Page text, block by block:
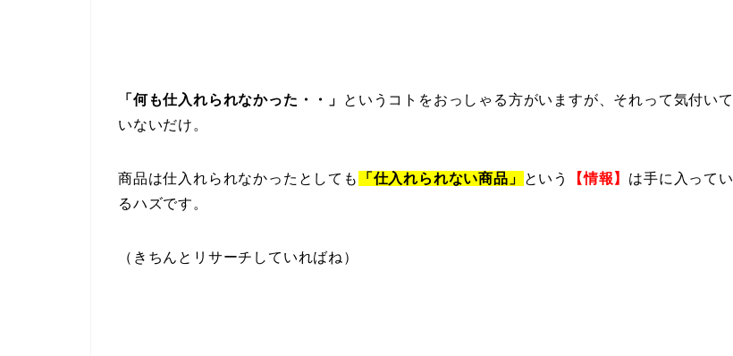
「何も仕入れられなかった・・」
というコトをおっしゃる方がいますが、それって気付いて
いないだけ。
商品は仕入れられなかったとしても 「仕入れられない商品」 という 【情報】 は手に入ってい
るハズです。
（きちんとリサーチしていればね）